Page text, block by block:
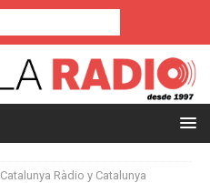
Catalunya Ràdio y Catalunya